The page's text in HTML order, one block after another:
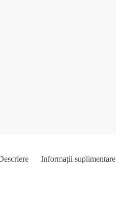
Informații suplimentare